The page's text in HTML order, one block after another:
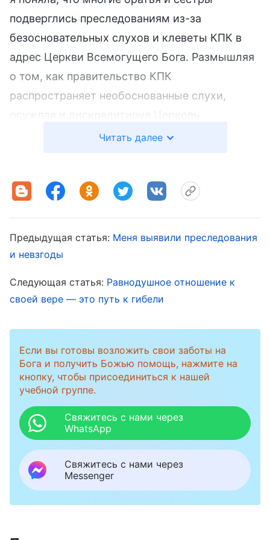
подверглись преследованиям из-за
безосновательных слухов и клеветы КПК в
адрес Церкви Всемогущего Бога. Размышляя
о том, как правительство КПК
распространяет необоснованные слухи,
осуждая и дискредитируя Церковь
Всемогущего Бога, я осознала, что их
унижения и страдания. В этой ситуации я
сталкиваясь с этой клеветой и нападками. Я
претерпевает великие мучения ради
спасения человека
Теперь Бог стал
плотью, чтобы выполнить Свою
незавершенную работу, судить этот век и
окончить его, спасти человека от океана
страданий, полностью завоевать человека и
преобразить его жизнь-характер. Бог провел
много бессонных ночей ради работы
человечества и ради освобождения
человечества от страданий и темных сил,
черных, как ночь. Он спустился из
Читать далее
Предыдущая статья: Меня выявили преследования
и невзгоды
Следующая статья: Равнодушное отношение к
своей вере — это путь к гибели
Если вы готовы возложить свои заботы на
Бога и получить Божью помощь, нажмите на
кнопку, чтобы присоединиться к нашей
учебной группе.
Свяжитесь с нами через
WhatsApp
Свяжитесь с нами через
Messenger